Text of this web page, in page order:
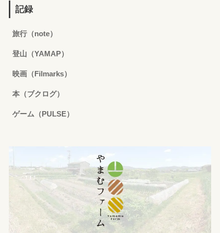
記録
旅行（note）
登山（YAMAP）
映画（Filmarks）
本（ブクログ）
ゲーム（PULSE）